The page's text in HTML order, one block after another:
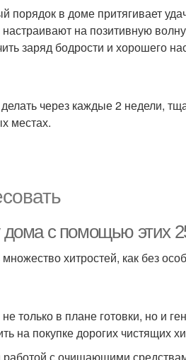
порядок в доме притягивает
на позитивную
заряд бодрости и хорошего
через каждые 2 недели,
местах.
с помощью этих
хитростей, как без
только в плане готовки, но и
на покупке дорогих чистящих